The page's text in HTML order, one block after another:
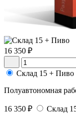
16 350 ₽
Склад 15 +
Полуавтономная
16 350 ₽ Склад